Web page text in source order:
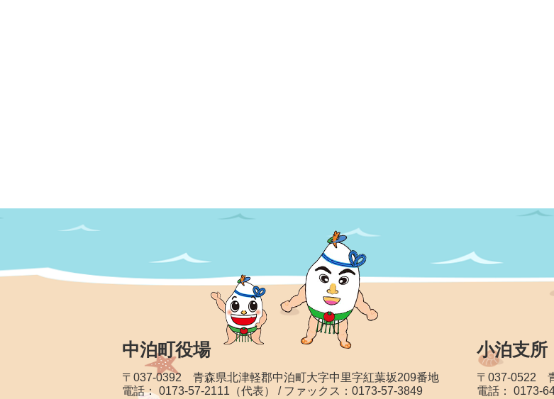
中泊町役場
〒037-0392 青森県北津軽郡中泊町大字中里字紅葉坂209番地
電話： 0173-57-2111（代表） / ファックス：0173-57-3849
小泊支所
〒037-0522
電話： 0173-